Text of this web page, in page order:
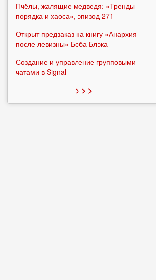
Пчёлы, жалящие медведя: «Тренды
порядка и хаоса», эпизод 271
Открыт предзаказ на книгу «Анархия
после левизны» Боба Блэка
Создание и управление групповыми
чатами в Signal
> > >